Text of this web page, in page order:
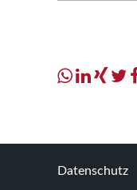
Datenschutz